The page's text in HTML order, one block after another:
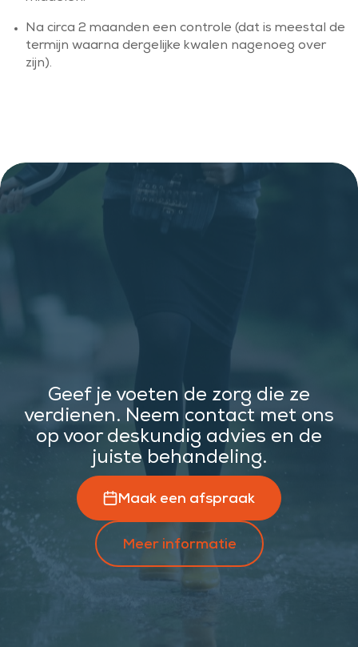
Na circa 2 maanden een controle (dat is meestal de
termijn waarna dergelijke kwalen nagenoeg over
zijn).
Geef je voeten de zorg die ze
verdienen. Neem contact met ons
op voor deskundig advies en de
juiste behandeling.
Maak een afspraak
Meer informatie